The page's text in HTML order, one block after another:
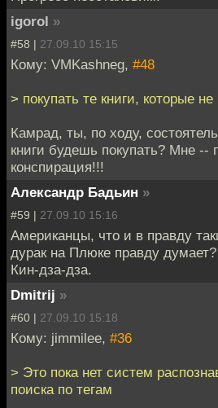
igorol »
#58 | 27.09.10 15:15
Кому: VMKashneg, #48
> покупать те книги, которые
Камрад, ты, по ходу,
книги будешь покупать? Мне --
конспирация!!!
Александр Бадьин »
#59 | 27.09.10 15:16
Американцы, что и в правду
дурак на Плюке правду
Кин-дза-дза.
Dmitrij »
#60 | 27.09.10 15:18
Кому: jimmilee, #36
> Это пока нет систем
поиска по тегам